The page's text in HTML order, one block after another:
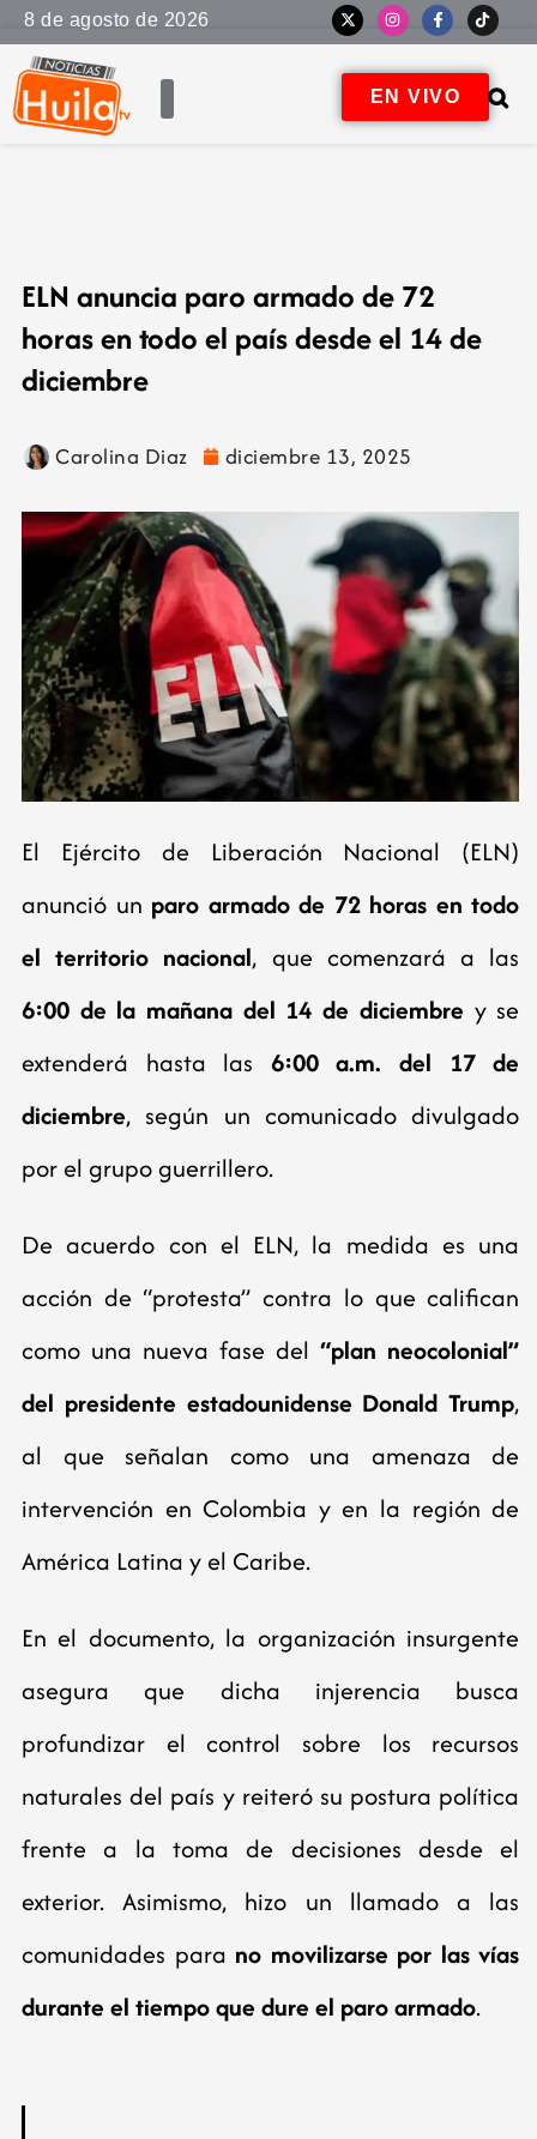
8 de agosto de 2026
EN VIVO
ELN anuncia paro armado de 72
horas en todo el país desde el 14 de
diciembre
Carolina Diaz diciembre 13, 2025
El Ejército de Liberación Nacional (ELN)
anunció un paro armado de 72 horas en todo
el territorio nacional, que comenzará a las
6:00 de la mañana del 14 de diciembre y se
extenderá hasta las 6:00 a.m. del 17 de
diciembre, según un comunicado divulgado
por el grupo guerrillero.
De acuerdo con el ELN, la medida es una
acción de “protesta” contra lo que califican
como una nueva fase del“plan neocolonial”
del presidente estadounidense Donald Trump,
al que señalan como una amenaza de
intervención en Colombia y en la región de
América Latina y el Caribe.
En el documento, la organización insurgente
asegura que dicha injerencia busca
profundizar el control sobre los recursos
naturales del país y reiteró su postura política
frente a la toma de decisiones desde el
exterior. Asimismo, hizo un llamado a las
comunidades para no movilizarse por las vías
durante el tiempo que dure el paro armado.